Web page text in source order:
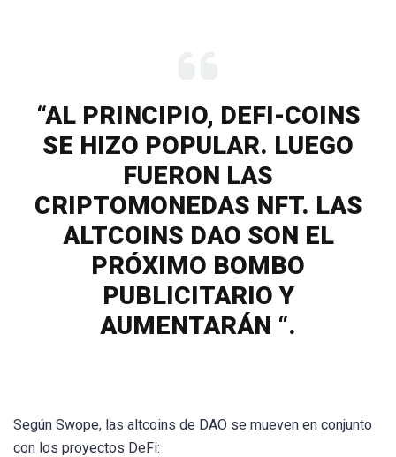
“AL PRINCIPIO, DEFI-COINS
SE HIZO POPULAR. LUEGO
FUERON LAS
CRIPTOMONEDAS NFT. LAS
ALTCOINS DAO SON EL
PRÓXIMO BOMBO
PUBLICITARIO Y
AUMENTARÁN “.
Según Swope, las altcoins de DAO se mueven en conjunto
con los proyectos DeFi: